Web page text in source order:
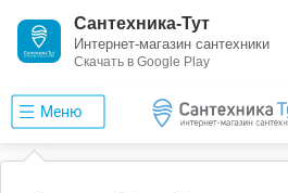
Сантехника-Тут
Интернет-магазин сантехники
Скачать в Google Play
Меню